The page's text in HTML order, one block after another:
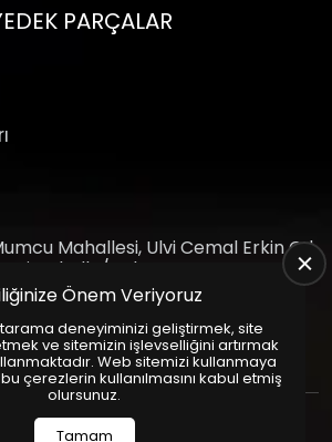
PARÇALAR
Mahallesi, Ulvi Cemal Erkin Cd.
Ankara
354 8888
343 4085
Bu site Us Yazılım
Paketleri ile Hazırlanmıştır. © 2025
Önem Veriyoruz
deneyiminizi geliştirmek, site
ve sitemizin işlevselliğini artırmak
Web sitemizi kullanmaya
çerezlerin kullanılmasını kabul etmiş
olursunuz.
Tamam